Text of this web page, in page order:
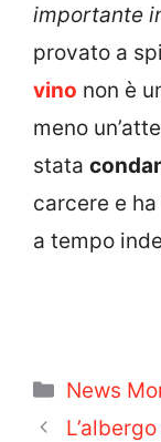
importante
provato a
vino non è
meno
stata
carcere e
a tempo
News